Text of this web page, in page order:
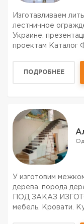
Изготавливаем
лестничное
Украине.
проектам Каталог
ПОДРОБНЕЕ
У изготовим
дерева. порода
ПОД ЗАКАЗ
мебель. Кровати.